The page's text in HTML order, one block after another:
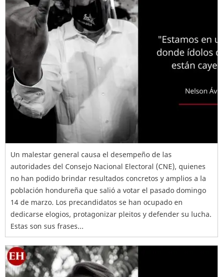
Un malestar general causa el desempeño de las
autoridades del Consejo Nacional Electoral (CNE), quienes
no han podido brindar resultados concretos y amplios a la
población hondureña que salió a votar el pasado domingo
14 de marzo. Los precandidatos se han ocupado en
dedicarse elogios, protagonizar pleitos y defender su lucha.
Estas son sus frases...